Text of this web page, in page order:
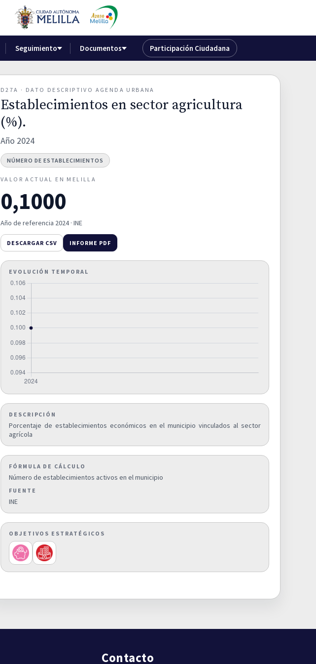
Seguimiento Documentos Participación Ciudadana
D27A · DATO DESCRIPTIVO AGENDA URBANA
Establecimientos en sector agricultura
(%).
Año 2024
NÚMERO DE ESTABLECIMIENTOS
VALOR ACTUAL EN MELILLA
0,1000
Año de referencia 2024 · INE
DESCARGAR CSV INFORME PDF
EVOLUCIÓN TEMPORAL
DESCRIPCIÓN
Porcentaje de establecimientos económicos en el municipio vinculados al sector
agrícola
FÓRMULA DE CÁLCULO
Número de establecimientos activos en el municipio
FUENTE
INE
OBJETIVOS ESTRATÉGICOS
Contacto